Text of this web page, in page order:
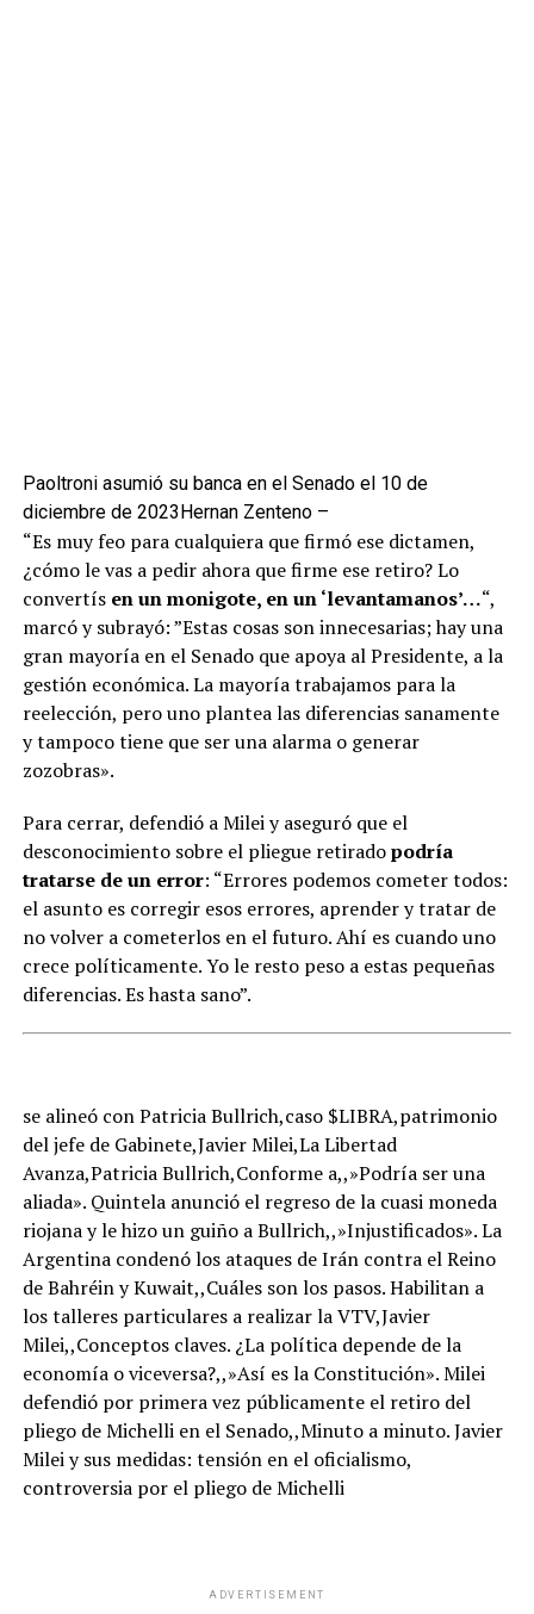
Paoltroni asumió su banca en el Senado el 10 de
diciembre de 2023Hernan Zenteno –
“Es muy feo para cualquiera que firmó ese dictamen,
¿cómo le vas a pedir ahora que firme ese retiro? Lo
convertís en un monigote, en un ‘levantamanos’…“,
marcó y subrayó: ”Estas cosas son innecesarias; hay una
gran mayoría en el Senado que apoya al Presidente, a la
gestión económica. La mayoría trabajamos para la
reelección, pero uno plantea las diferencias sanamente
y tampoco tiene que ser una alarma o generar
zozobras».
Para cerrar, defendió a Milei y aseguró que el
desconocimiento sobre el pliegue retiradopodría
tratarse de un error: “Errores podemos cometer todos:
el asunto es corregir esos errores, aprender y tratar de
no volver a cometerlos en el futuro. Ahí es cuando uno
crece políticamente. Yo le resto peso a estas pequeñas
diferencias. Es hasta sano”.
se alineó con Patricia Bullrich,caso $LIBRA,patrimonio
del jefe de Gabinete,Javier Milei,La Libertad
Avanza,Patricia Bullrich,Conforme a,,»Podría ser una
aliada». Quintela anunció el regreso de la cuasi moneda
riojana y le hizo un guiño a Bullrich,,»Injustificados». La
Argentina condenó los ataques de Irán contra el Reino
de Bahréin y Kuwait,,Cuáles son los pasos. Habilitan a
los talleres particulares a realizar la VTV,Javier
Milei,,Conceptos claves. ¿La política depende de la
economía o viceversa?,,»Así es la Constitución». Milei
defendió por primera vez públicamente el retiro del
pliego de Michelli en el Senado,,Minuto a minuto. Javier
Milei y sus medidas: tensión en el oficialismo,
controversia por el pliego de Michelli
ADVERTISEMENT